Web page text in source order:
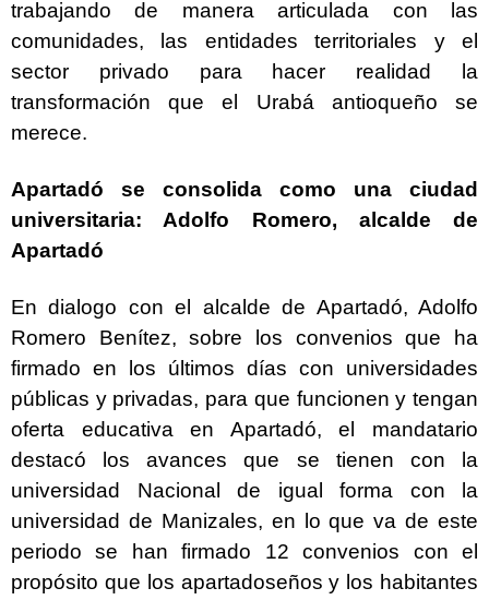
trabajando de manera articulada con las
comunidades, las entidades territoriales y el
sector privado para hacer realidad la
transformación que el Urabá antioqueño se
merece.
Apartadó se consolida como una ciudad
universitaria: Adolfo Romero, alcalde de
Apartadó
En dialogo con el alcalde de Apartadó, Adolfo
Romero Benítez, sobre los convenios que ha
firmado en los últimos días con universidades
públicas y privadas, para que funcionen y tengan
oferta educativa en Apartadó, el mandatario
destacó los avances que se tienen con la
universidad Nacional de igual forma con la
universidad de Manizales, en lo que va de este
periodo se han firmado 12 convenios con el
propósito que los apartadoseños y los habitantes